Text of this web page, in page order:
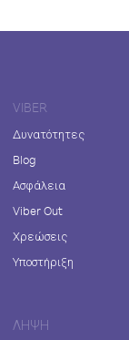
VIBER
Δυνατότητες
Blog
Ασφάλεια
Viber Out
Χρεώσεις
Υποστήριξη
ΛΉΨΗ